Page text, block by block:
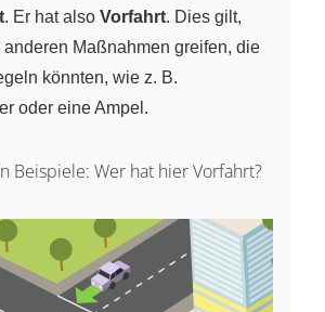
. Er hat also Vorfahrt. Dies gilt,
Maßnahmen greifen, die
könnten, wie z. B.
oder eine Ampel.
Beispiele: Wer hat hier Vorfahrt?